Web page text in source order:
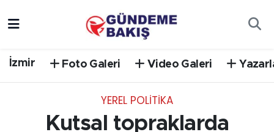
İzmir Foto Galeri Video Galeri
YEREL POLİTİKA
Kutsal topraklarda
Trafik Durumu